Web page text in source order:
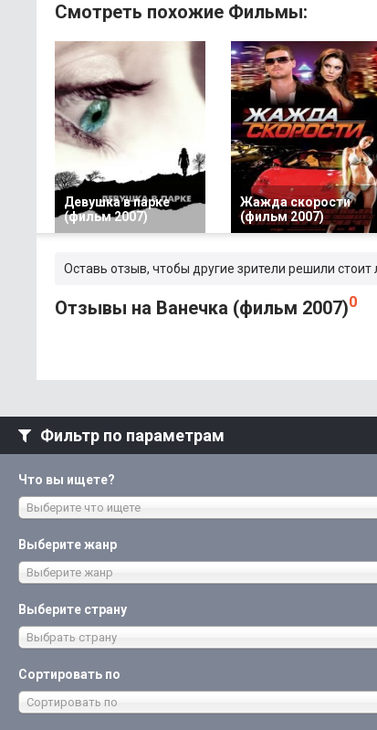
Смотреть похожие Фильмы:
Девушка в парке
(фильм 2007)
Жажда скорости
(фильм 2007)
Оставь отзыв, чтобы другие зрители решили
Отзывы на Ванечка (фильм 2007)0
Фильтр по параметрам
Что вы ищете?
Выберите что ищете
Выберите жанр
Выберите жанр
Выберите страну
Выбрать страну
Сортировать по
Сортировать по